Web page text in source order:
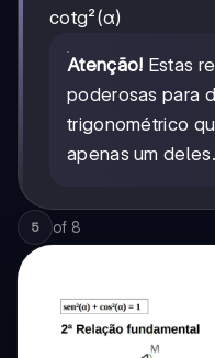
cotg²(α)
Atenção! Estas
poderosas para
trigonométrico
apenas um
5 of 8